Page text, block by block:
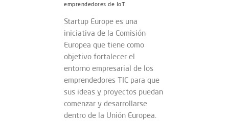
emprendedores de IoT
Startup Europe es una
iniciativa de la Comisión
Europea que tiene como
objetivo fortalecer el
entorno empresarial de los
emprendedores TIC para que
sus ideas y proyectos puedan
comenzar y desarrollarse
dentro de la Unión Europea.